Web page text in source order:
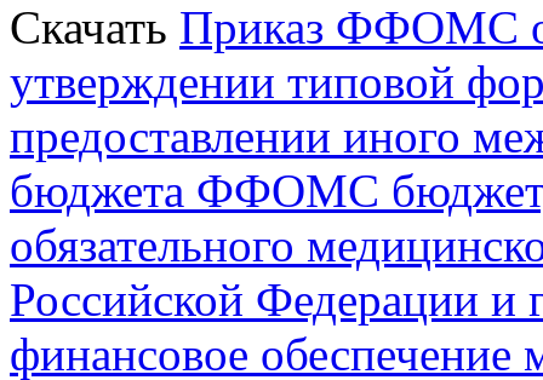
Скачать Приказ ФФОМС
утверждении типовой
предоставлении иного
бюджета ФФОМС
обязательного
Российской Федерации и
финансовое